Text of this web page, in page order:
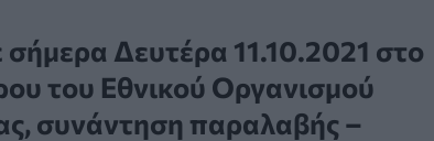
Δευτέρα 11.10.2021 στο
του Εθνικού Οργανισμού
συνάντηση παραλαβής –